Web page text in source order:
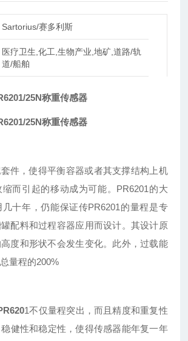
Sartorius/赛多利斯
医疗卫生,化工,生物产业,地矿,道路/轨
道/船舶
25N称重传感器
25N称重传感器
件，使得平衡容器或者其支撑结构上机
而引起的移动成为可能。PR6201的大
十年，仍能保证传PR6201的量程是专
配料和过程容器应用而设计。其设计原
度和形状不会发生变化。此外，过载能
量程的200%
1不仅量程突出 ， 而且精度和重复性
稳健性和稳定性，使得传感器能年复一年